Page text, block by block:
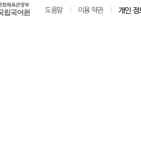
도움말 이용 약관 개인 정